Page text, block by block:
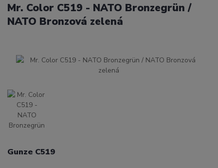
Mr. Color C519 - NATO Bronzegrün /
NATO Bronzová zelená
Gunze C519